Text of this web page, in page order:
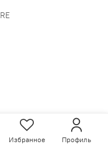
Избранное Профиль